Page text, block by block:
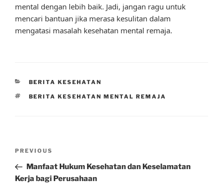
mental dengan lebih baik. Jadi, jangan ragu untuk
mencari bantuan jika merasa kesulitan dalam
mengatasi masalah kesehatan mental remaja.
CATEGORIES
BERITA KESEHATAN
TAGS
BERITA KESEHATAN MENTAL REMAJA
Previous
Post
PREVIOUS
Manfaat Hukum Kesehatan dan Keselamatan
Kerja bagi Perusahaan